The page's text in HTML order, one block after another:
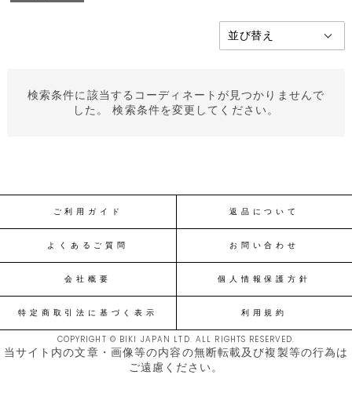
検索条件に該当するコーディネートが見つかりませんで
した。 検索条件を変更してください。
ご利用ガイド 返品について
よくあるご質問 お問い合わせ
会社概要 個人情報保護方針
特定商取引法に基づく表示 利用規約
COPYRIGHT © BIKI JAPAN LTD. ALL RIGHTS RESERVED.
当サイト内の文章・画像等の内容の無断転載及び複製等の行為は
ご遠慮ください。